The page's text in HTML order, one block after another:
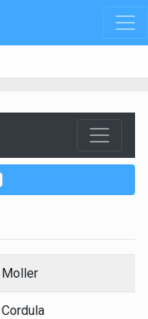
Moller
Cordula